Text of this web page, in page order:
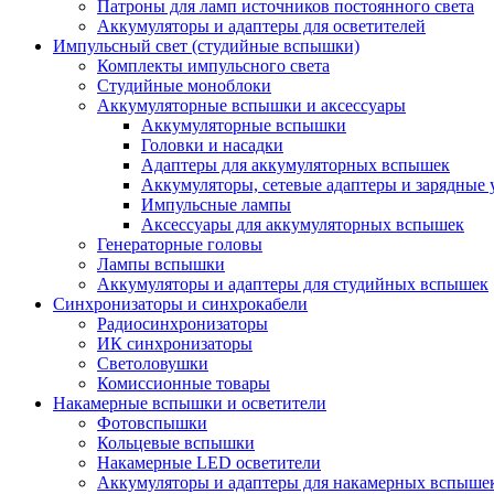
Патроны для ламп источников постоянного света
Аккумуляторы и адаптеры для осветителей
Импульсный свет (студийные вспышки)
Комплекты импульсного света
Студийные моноблоки
Аккумуляторные вспышки и аксессуары
Аккумуляторные вспышки
Головки и насадки
Адаптеры для аккумуляторных вспышек
Аккумуляторы, сетевые адаптеры и зарядные
Импульсные лампы
Аксессуары для аккумуляторных вспышек
Генераторные головы
Лампы вспышки
Аккумуляторы и адаптеры для студийных вспышек
Синхронизаторы и синхрокабели
Радиосинхронизаторы
ИК синхронизаторы
Светоловушки
Комиссионные товары
Накамерные вспышки и осветители
Фотовспышки
Кольцевые вспышки
Накамерные LED осветители
Аккумуляторы и адаптеры для накамерных